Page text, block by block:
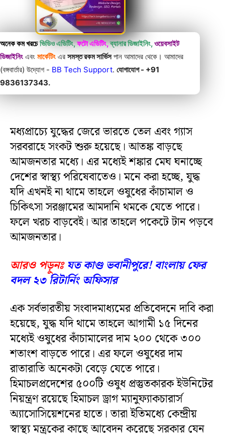
অনেক কম খরচে ভিডিও এডিটিং,ফটো এডিটিং,ব্যানার ডিজাইনিং,ওয়েবসাইট
ডিজাইনিং এবং মার্কেটিং এর সমস্ত রকম সার্ভিসপান আমাদের থেকে। আমাদের
(বঙ্গবার্তার) উদ্যোগ - BB Tech Support. যোগাযোগ - +91
9836137343.
মধ্যপ্রাচ্যে যুদ্ধের জেরে ভারতে তেল এবং গ্যাস
সরবরাহে সংকট শুরু হয়েছে। আতঙ্ক বাড়ছে
আমজনতার মধ্যে। এর মধ্যেই শঙ্কার মেঘ ঘনাচ্ছে
দেশের স্বাস্থ্য পরিষেবাতেও। মনে করা হচ্ছে, যুদ্ধ
যদি এখনই না থামে তাহলে ওষুধের কাঁচামাল ও
চিকিৎসা সরঞ্জামের আমদানি থমকে যেতে পারে।
ফলে খরচ বাড়বেই। আর তাহলে পকেটে টান পড়বে
আমজনতার।
আরও পড়ুনঃ যত কাণ্ড ভবানীপুরে! বাংলায় ফের
বদল ২৩ রিটার্নিং অফিসার
এক সর্বভারতীয় সংবাদমাধ্যমের প্রতিবেদনে দাবি করা
হয়েছে, যুদ্ধ যদি থামে তাহলে আগামী ১৫ দিনের
মধ্যেই ওষুধের কাঁচামালের দাম ২০০ থেকে ৩০০
শতাংশ বাড়তে পারে। এর ফলে ওষুধের দাম
রাতারাতি অনেকটা বেড়ে যেতে পারে।
হিমাচলপ্রদেশের ৫০০টি ওষুধ প্রস্তুতকারক ইউনিটের
নিয়ন্ত্রণ রয়েছে হিমাচল ড্রাগ ম্যানুফ্যাকচারার্স
অ্যাসোসিয়েশনের হাতে। তারা ইতিমধ্যে কেন্দ্রীয়
স্বাস্থ্য মন্ত্রকের কাছে আবেদন করেছে সরকার যেন